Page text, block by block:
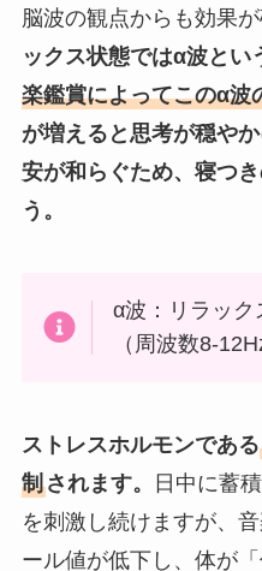
脳波の観点からも効果
ックス状態ではα波とい
楽鑑賞によってこのα波
が増えると思考が穏や
安が和らぐため、寝つ
う。
α波：リラック
（周波数8-
ストレスホルモンである
制されます。
日中に蓄
を刺激し続けますが、
ール値が低下し、体が